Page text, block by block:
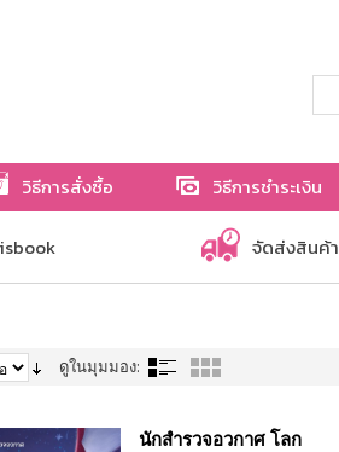
วิธีการสั่งซื้อ วิธีการชำระเงิน
จัดส่งสินค้
ดูในมุมมอง:
นักสำรวจอวกาศ โลก